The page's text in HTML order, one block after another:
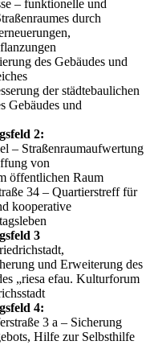
– funktionelle und
durch
des Gebäudes und
der städtebaulichen
Gebäudes und
2:
– Straßenraumaufwertung
von
öffentlichen Raum
34 – Quartierstreff für
kooperative
3
und Erweiterung des
„riesa efau. Kulturforum
4:
3 a – Sicherung
Hilfe zur Selbsthilfe